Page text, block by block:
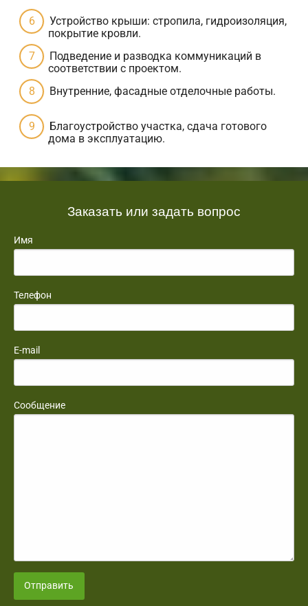
Устройство крыши: стропила, гидроизоляция,
покрытие кровли.
Подведение и разводка коммуникаций в
соответствии с проектом.
Внутренние, фасадные отделочные работы.
Благоустройство участка, сдача готового
дома в эксплуатацию.
Заказать или задать вопрос
Имя
Телефон
E-mail
Сообщение
Отправить